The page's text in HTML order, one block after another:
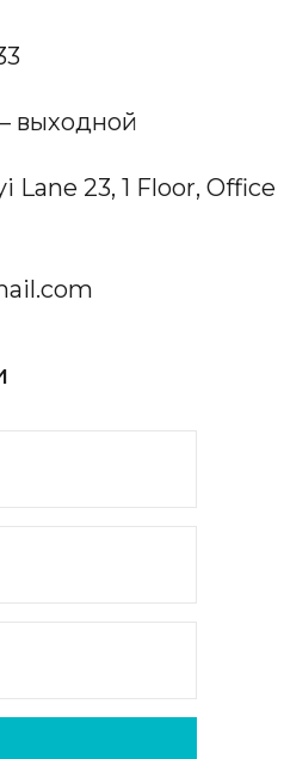
выходной
Lane 23, 1 Floor, Office